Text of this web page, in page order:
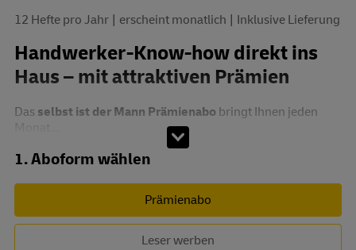
12 Hefte pro Jahr erscheint monatlich Inklusive Lieferung
Handwerker-Know-how direkt ins
Haus – mit attraktiven Prämien
Das selbst ist der Mann Prämienabo bringt Ihnen jeden
Abo zusammenstellen
1. Aboform wählen
Prämienabo
Leser werben